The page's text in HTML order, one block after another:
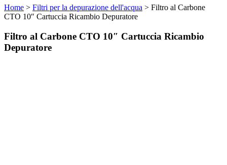
Home > Filtri per la depurazione dell'acqua > Filtro al Carbone
CTO 10″ Cartuccia Ricambio Depuratore
Filtro al Carbone CTO 10″ Cartuccia Ricambio
Depuratore